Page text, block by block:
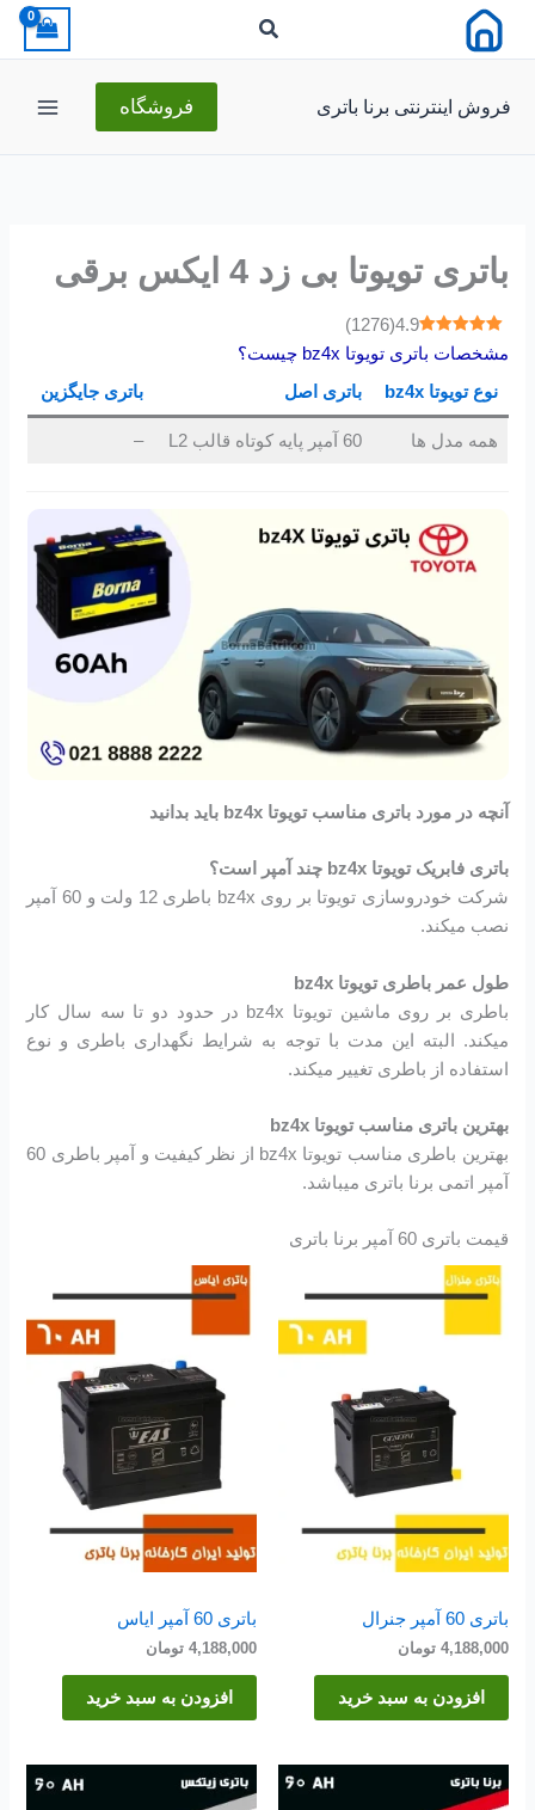
فروش اینترنتی برنا باتری فروشگاه
باتری تویوتا بی زد 4 ایکس برقی
4.9
(
1276
)
مشخصات باتری تویوتا bz4x چیست؟
نوع تویوتا bz4x باتری اصل باتری جایگزین
همه مدل ها 60 آمپر پایه کوتاه قالب L2 –
آنچه در مورد باتری مناسب تویوتا bz4x باید بدانید
باتری فابریک تویوتا bz4x چند آمپر است؟
شرکت خودروسازی تویوتا بر روی bz4x باطری 12 ولت و 60 آمپر
نصب میکند.
طول عمر باطری تویوتا bz4x
باطری بر روی ماشین تویوتا bz4x در حدود دو تا سه سال کار
میکند. البته این مدت با توجه به شرایط نگهداری باطری و نوع
استفاده از باطری تغییر میکند.
بهترین باتری مناسب تویوتا bz4x
بهترین باطری مناسب تویوتا bz4x از نظر کیفیت و آمپر باطری 60
آمپر اتمی برنا باتری میباشد.
قیمت باتری 60 آمپر برنا باتری
باتری 60 آمپر جنرال
4,188,000 تومان
افزودن به سبد خرید
باتری 60 آمپر ایاس
4,188,000 تومان
افزودن به سبد خرید